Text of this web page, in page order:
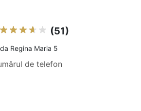
(51)
Regina Maria 5
de telefon